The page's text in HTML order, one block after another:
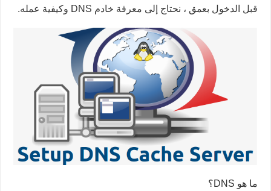
قبل الدخول بعمق ، نحتاج إلى معرفة خادم DNS وكيفية عمله.
ما هو DNS؟